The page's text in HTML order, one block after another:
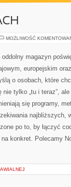
MOŻLIWOŚĆ
oddolny magazyn
europejskim
o osobach, które
nie tylko „tu i teraz”,
się programy,
najbliższych,
po to, by łączyć
konkret. Polecamy